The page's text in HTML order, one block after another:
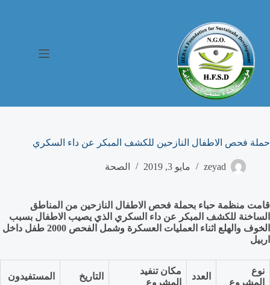
حملة فحص الاطفال النازحين للكشف المبكر عن داء السكري
zeyad مايو 3, 2019 الصحة
قامت منظمة حباء بحملة فحص الاطفال النازحين من المناطق
الساخنة للكشف المبكر عن داء السكري الذي يصيب الاطفال بسبب
الخوف والهلع اثناء العمليات العسكرة وشمل الفحص 2000 طفل داخل
اربيل
نوع
المشروع
العدد
مكان تنفيد
المشروع
التاريخ المستفيدون